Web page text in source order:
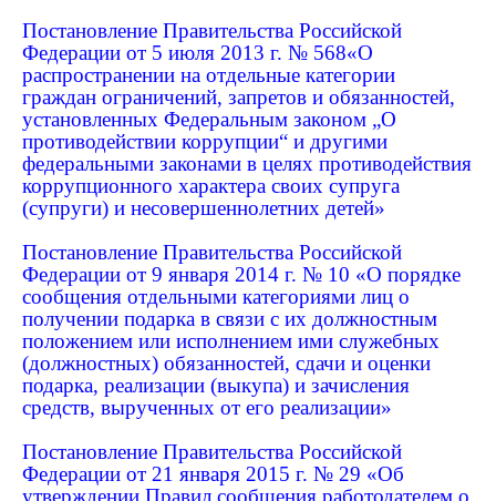
Постановление Правительства Российской
Федерации от 5 июля 2013 г. № 568«О
распространении на отдельные категории
граждан ограничений, запретов и обязанностей,
установленных Федеральным законом „О
противодействии коррупции“ и другими
федеральными законами в целях противодействия
коррупционного характера своих супруга
(супруги) и несовершеннолетних детей»
Постановление Правительства Российской
Федерации от 9 января 2014 г. № 10 «О порядке
сообщения отдельными категориями лиц о
получении подарка в связи с их должностным
положением или исполнением ими служебных
(должностных) обязанностей, сдачи и оценки
подарка, реализации (выкупа) и зачисления
средств, вырученных от его реализации»
Постановление Правительства Российской
Федерации от 21 января 2015 г. № 29 «Об
утверждении Правил сообщения работодателем о